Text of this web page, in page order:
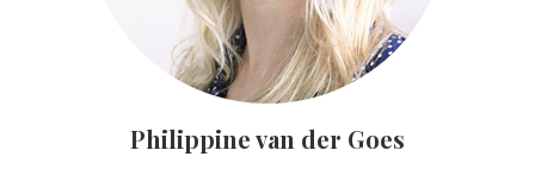
Philippine van der Goes